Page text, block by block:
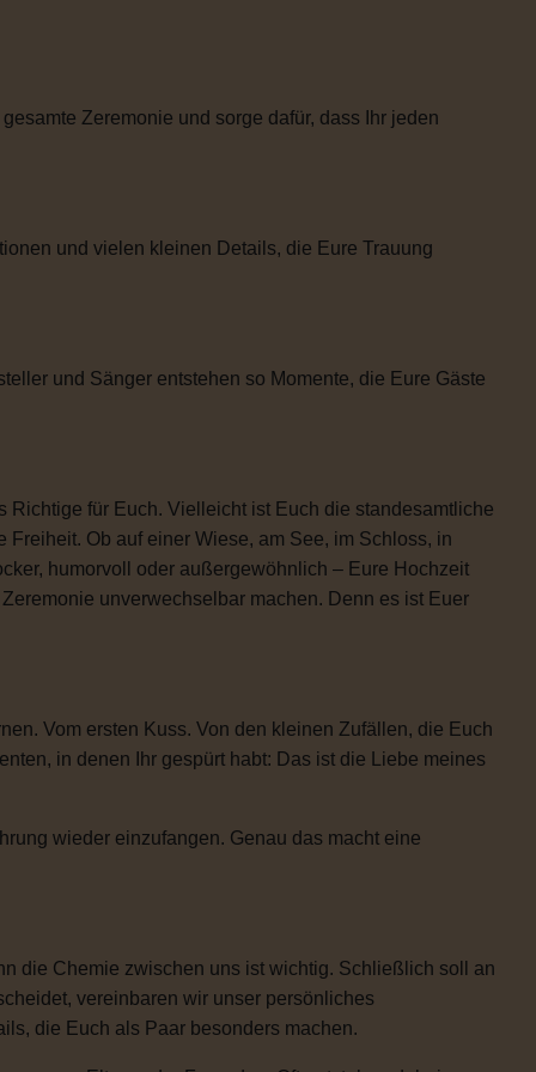
Zeremonie und sorge dafür, dass Ihr jeden
und vielen kleinen Details, die Eure Trauung
und Sänger entstehen so Momente, die Eure Gäste
für Euch. Vielleicht ist Euch die standesamtliche
Ob auf einer Wiese, am See, im Schloss, in
humorvoll oder außergewöhnlich – Eure Hochzeit
unverwechselbar machen. Denn es ist Euer
Vom ersten Kuss. Von den kleinen Zufällen, die Euch
in denen Ihr gespürt habt: Das ist die Liebe meines
wieder einzufangen. Genau das macht eine
die Chemie zwischen uns ist wichtig. Schließlich soll an
vereinbaren wir unser persönliches
die Euch als Paar besonders machen.